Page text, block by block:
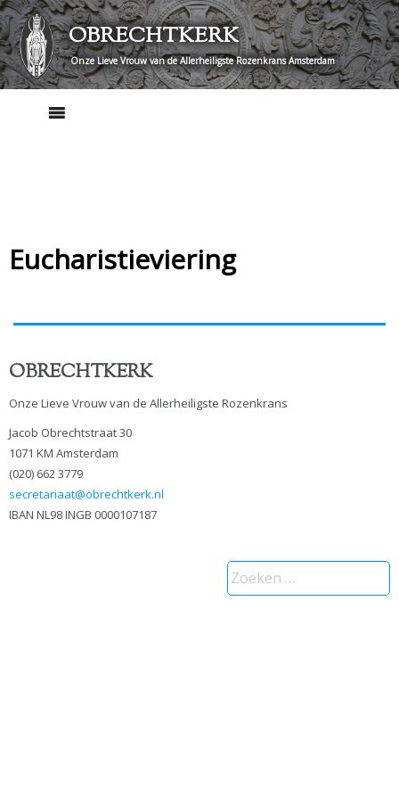
Skip
to
content
OBRECHTKERK
Onze Lieve Vrouw van de Allerheiligste Rozenkrans Amsterdam
Eucharistieviering
OBRECHTKERK
Onze Lieve Vrouw van de Allerheiligste Rozenkrans
Jacob Obrechtstraat 30
1071 KM Amsterdam
(020) 662 3779
secretariaat@obrechtkerk.nl
IBAN NL98 INGB 0000107187
Zoeken
naar: